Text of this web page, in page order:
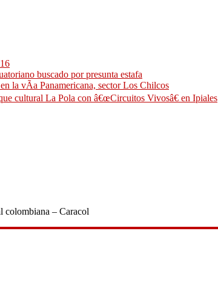
buscado por presunta estafa
la vÃ­a Panamericana, sector Los Chilcos
cultural La Pola con â€œCircuitos Vivosâ€ en Ipiales
colombiana – Caracol